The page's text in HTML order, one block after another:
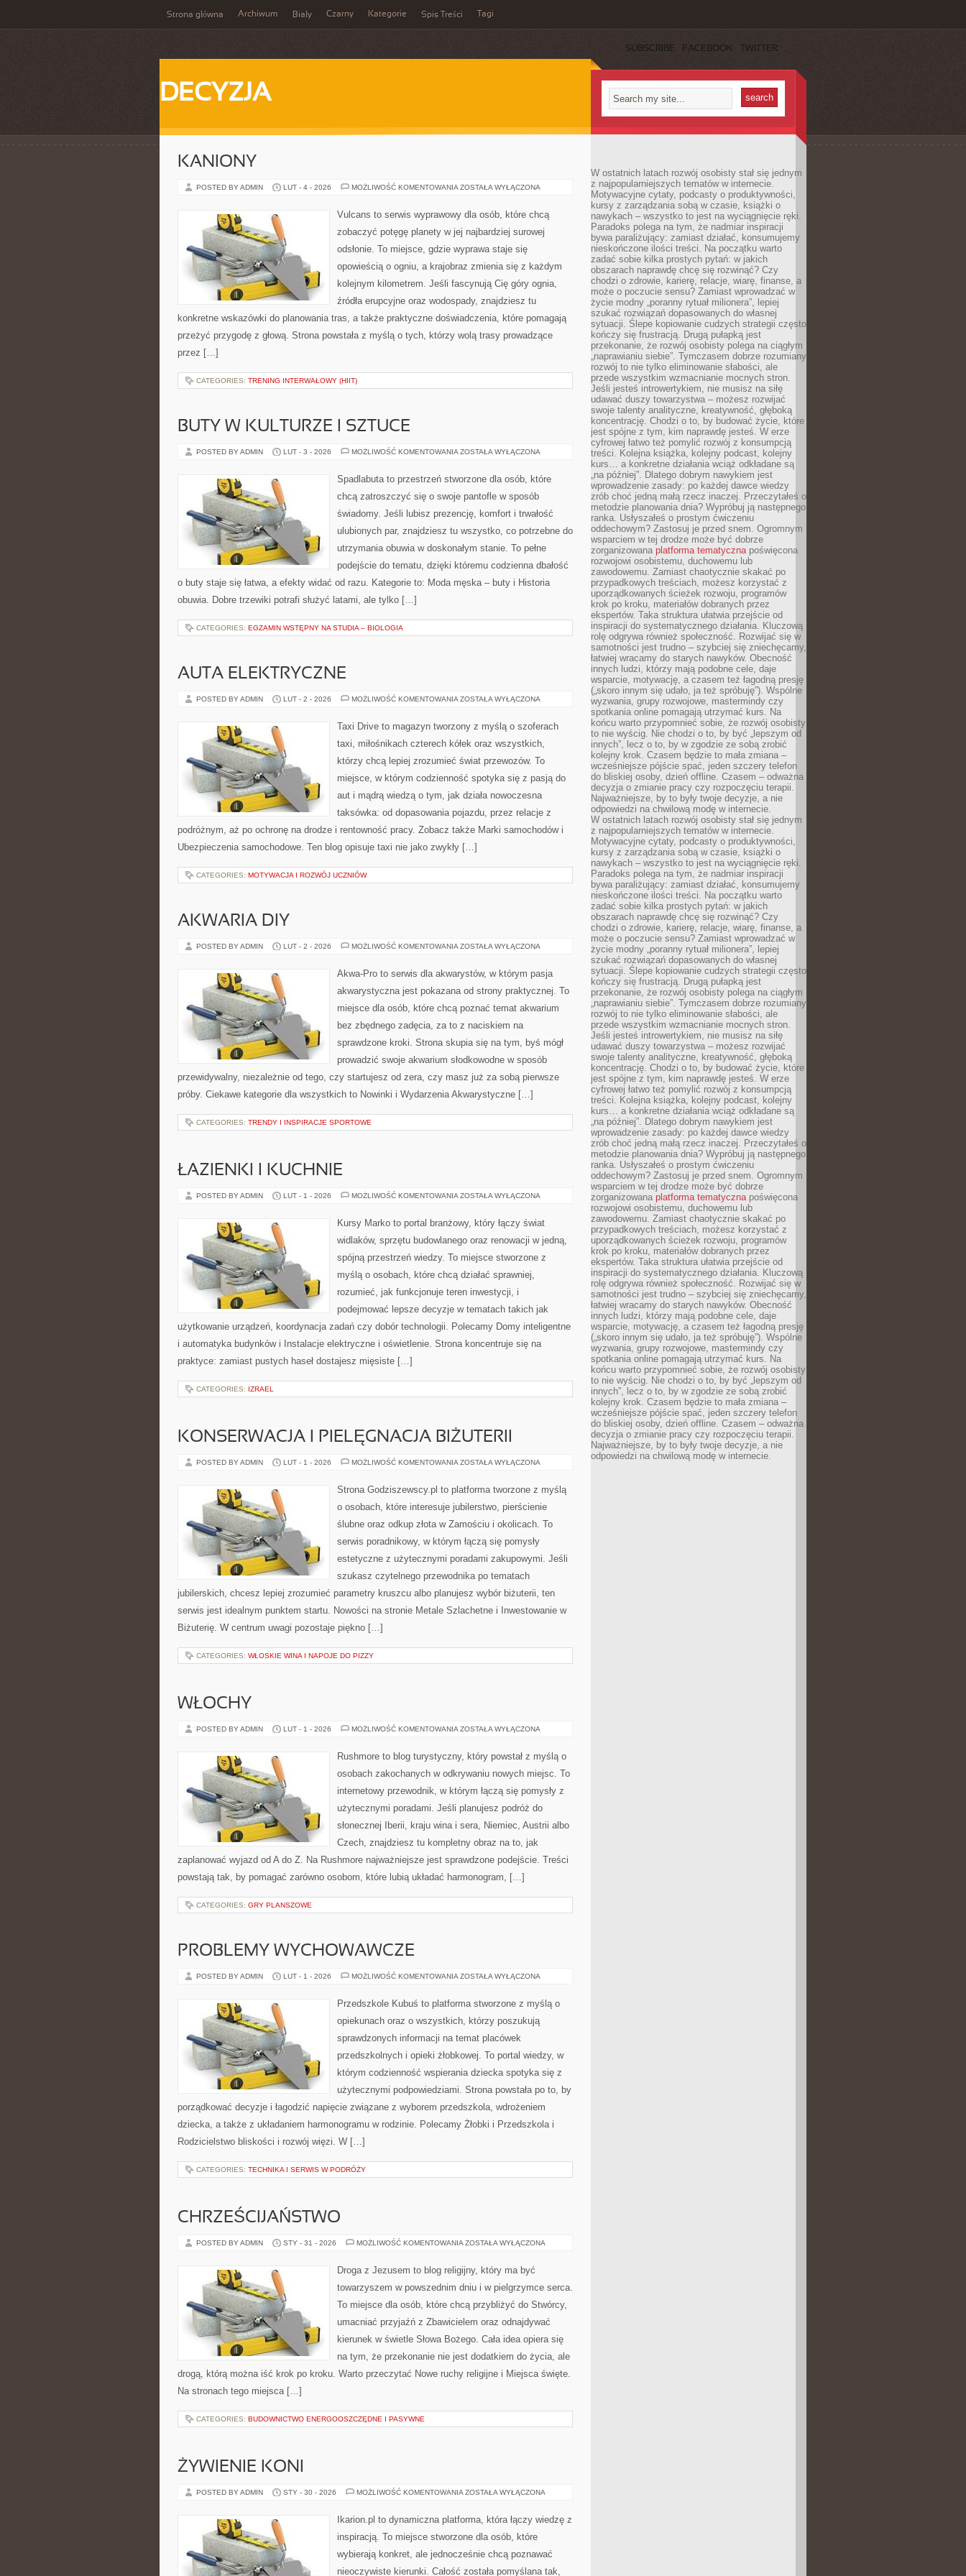
Strona główna Archiwum Biały Czarny Kategorie Spis Treści Tagi
SUBSCRIBE FACEBOOK TWITTER
DECYZJA
KANIONY
POSTED BY ADMIN LUT - 4 - 2026 MOŻLIWOŚĆ KOMENTOWANIA KANIONY
ZOSTAŁA WYŁĄCZONA
Vulcans to serwis wyprawowy dla osób, które chcą
zobaczyć potęgę planety w jej najbardziej surowej
odsłonie. To miejsce, gdzie wyprawa staje się
opowieścią o ogniu, a krajobraz zmienia się z każdym
kolejnym kilometrem. Jeśli fascynują Cię góry ognia,
źródła erupcyjne oraz wodospady, znajdziesz tu
konkretne wskazówki do planowania tras, a także praktyczne doświadczenia, które pomagają
przeżyć przygodę z głową. Strona powstała z myślą o tych, którzy wolą trasy prowadzące
przez […]
CATEGORIES: TRENING INTERWAŁOWY (HIIT)
BUTY W KULTURZE I SZTUCE
POSTED BY ADMIN LUT - 3 - 2026 MOŻLIWOŚĆ KOMENTOWANIA BUTY
SZTUCE
ZOSTAŁA WYŁĄCZONA
Spadlabuta to przestrzeń stworzone dla osób, które
chcą zatroszczyć się o swoje pantofle w sposób
świadomy. Jeśli lubisz prezencję, komfort i trwałość
ulubionych par, znajdziesz tu wszystko, co potrzebne do
utrzymania obuwia w doskonałym stanie. To pełne
podejście do tematu, dzięki któremu codzienna dbałość
o buty staje się łatwa, a efekty widać od razu. Kategorie to: Moda męska – buty i Historia
obuwia. Dobre trzewiki potrafi służyć latami, ale tylko […]
CATEGORIES: EGZAMIN WSTĘPNY NA STUDIA – BIOLOGIA
AUTA ELEKTRYCZNE
POSTED BY ADMIN LUT - 2 - 2026 MOŻLIWOŚĆ KOMENTOWANIA AUTA
ZOSTAŁA WYŁĄCZONA
Taxi Drive to magazyn tworzony z myślą o szoferach
taxi, miłośnikach czterech kółek oraz wszystkich,
którzy chcą lepiej zrozumieć świat przewozów. To
miejsce, w którym codzienność spotyka się z pasją do
aut i mądrą wiedzą o tym, jak działa nowoczesna
taksówka: od dopasowania pojazdu, przez relacje z
podróżnym, aż po ochronę na drodze i rentowność pracy. Zobacz także Marki samochodów i
Ubezpieczenia samochodowe. Ten blog opisuje taxi nie jako zwykły […]
CATEGORIES: MOTYWACJA I ROZWÓJ UCZNIÓW
AKWARIA DIY
POSTED BY ADMIN LUT - 2 - 2026 MOŻLIWOŚĆ KOMENTOWANIA AKWARIA
ZOSTAŁA WYŁĄCZONA
Akwa-Pro to serwis dla akwarystów, w którym pasja
akwarystyczna jest pokazana od strony praktycznej. To
miejsce dla osób, które chcą poznać temat akwarium
bez zbędnego zadęcia, za to z naciskiem na
sprawdzone kroki. Strona skupia się na tym, byś mógł
prowadzić swoje akwarium słodkowodne w sposób
przewidywalny, niezależnie od tego, czy startujesz od zera, czy masz już za sobą pierwsze
próby. Ciekawe kategorie dla wszystkich to Nowinki i Wydarzenia Akwarystyczne […]
CATEGORIES: TRENDY I INSPIRACJE SPORTOWE
ŁAZIENKI I KUCHNIE
POSTED BY ADMIN LUT - 1 - 2026 MOŻLIWOŚĆ KOMENTOWANIA ŁAZIENKI
ZOSTAŁA WYŁĄCZONA
Kursy Marko to portal branżowy, który łączy świat
widlaków, sprzętu budowlanego oraz renowacji w jedną,
spójną przestrzeń wiedzy. To miejsce stworzone z
myślą o osobach, które chcą działać sprawniej,
rozumieć, jak funkcjonuje teren inwestycji, i
podejmować lepsze decyzje w tematach takich jak
użytkowanie urządzeń, koordynacja zadań czy dobór technologii. Polecamy Domy inteligentne
i automatyka budynków i Instalacje elektryczne i oświetlenie. Strona koncentruje się na
praktyce: zamiast pustych haseł dostajesz mięsiste […]
CATEGORIES: IZRAEL
KONSERWACJA I PIELĘGNACJA BIŻUTERII
POSTED BY ADMIN LUT - 1 - 2026 MOŻLIWOŚĆ KOMENTOWANIA KONSERWACJA
BIŻUTERII
ZOSTAŁA WYŁĄCZONA
Strona Godziszewscy.pl to platforma tworzone z myślą
o osobach, które interesuje jubilerstwo, pierścienie
ślubne oraz odkup złota w Zamościu i okolicach. To
serwis poradnikowy, w którym łączą się pomysły
estetyczne z użytecznymi poradami zakupowymi. Jeśli
szukasz czytelnego przewodnika po tematach
jubilerskich, chcesz lepiej zrozumieć parametry kruszcu albo planujesz wybór biżuterii, ten
serwis jest idealnym punktem startu. Nowości na stronie Metale Szlachetne i Inwestowanie w
Biżuterię. W centrum uwagi pozostaje piękno […]
CATEGORIES: WŁOSKIE WINA I NAPOJE DO PIZZY
WŁOCHY
POSTED BY ADMIN LUT - 1 - 2026 MOŻLIWOŚĆ KOMENTOWANIA WŁOCHY
ZOSTAŁA WYŁĄCZONA
Rushmore to blog turystyczny, który powstał z myślą o
osobach zakochanych w odkrywaniu nowych miejsc. To
internetowy przewodnik, w którym łączą się pomysły z
użytecznymi poradami. Jeśli planujesz podróż do
słonecznej Iberii, kraju wina i sera, Niemiec, Austrii albo
Czech, znajdziesz tu kompletny obraz na to, jak
zaplanować wyjazd od A do Z. Na Rushmore najważniejsze jest sprawdzone podejście. Treści
powstają tak, by pomagać zarówno osobom, które lubią układać harmonogram, […]
CATEGORIES: GRY PLANSZOWE
PROBLEMY WYCHOWAWCZE
POSTED BY ADMIN LUT - 1 - 2026 MOŻLIWOŚĆ KOMENTOWANIA PROBLEMY
ZOSTAŁA WYŁĄCZONA
Przedszkole Kubuś to platforma stworzone z myślą o
opiekunach oraz o wszystkich, którzy poszukują
sprawdzonych informacji na temat placówek
przedszkolnych i opieki żłobkowej. To portal wiedzy, w
którym codzienność wspierania dziecka spotyka się z
użytecznymi podpowiedziami. Strona powstała po to, by
porządkować decyzje i łagodzić napięcie związane z wyborem przedszkola, wdrożeniem
dziecka, a także z układaniem harmonogramu w rodzinie. Polecamy Żłobki i Przedszkola i
Rodzicielstwo bliskości i rozwój więzi. W […]
CATEGORIES: TECHNIKA I SERWIS W PODRÓŻY
CHRZEŚCIJAŃSTWO
POSTED BY ADMIN STY - 31 - 2026 MOŻLIWOŚĆ KOMENTOWANIA CHRZEŚCIJAŃSTWO
ZOSTAŁA WYŁĄCZONA
Droga z Jezusem to blog religijny, który ma być
towarzyszem w powszednim dniu i w pielgrzymce serca.
To miejsce dla osób, które chcą przybliżyć do Stwórcy,
umacniać przyjaźń z Zbawicielem oraz odnajdywać
kierunek w świetle Słowa Bożego. Cała idea opiera się
na tym, że przekonanie nie jest dodatkiem do życia, ale
drogą, którą można iść krok po kroku. Warto przeczytać Nowe ruchy religijne i Miejsca święte.
Na stronach tego miejsca […]
CATEGORIES: BUDOWNICTWO ENERGOOSZCZĘDNE I PASYWNE
ŻYWIENIE KONI
POSTED BY ADMIN STY - 30 - 2026 MOŻLIWOŚĆ KOMENTOWANIA ŻYWIENIE
ZOSTAŁA WYŁĄCZONA
Ikarion.pl to dynamiczna platforma, która łączy wiedzę z
inspiracją. To miejsce stworzone dla osób, które
wybierają konkret, ale jednocześnie chcą poznawać
nieoczywiste kierunki. Całość została pomyślana tak,
W ostatnich latach rozwój osobisty stał się jednym
z najpopularniejszych tematów w internecie.
Motywacyjne cytaty, podcasty o produktywności,
kursy z zarządzania sobą w czasie, książki o
nawykach – wszystko to jest na wyciągnięcie ręki.
Paradoks polega na tym, że nadmiar inspiracji
bywa paraliżujący: zamiast działać, konsumujemy
nieskończone ilości treści. Na początku warto
zadać sobie kilka prostych pytań: w jakich
obszarach naprawdę chcę się rozwinąć? Czy
chodzi o zdrowie, karierę, relacje, wiarę, finanse, a
może o poczucie sensu? Zamiast wprowadzać w
życie modny „poranny rytuał milionera”, lepiej
szukać rozwiązań dopasowanych do własnej
sytuacji. Ślepe kopiowanie cudzych strategii często
kończy się frustracją. Drugą pułapką jest
przekonanie, że rozwój osobisty polega na ciągłym
„naprawianiu siebie”. Tymczasem dobrze rozumiany
rozwój to nie tylko eliminowanie słabości, ale
przede wszystkim wzmacnianie mocnych stron.
Jeśli jesteś introwertykiem, nie musisz na siłę
udawać duszy towarzystwa – możesz rozwijać
swoje talenty analityczne, kreatywność, głęboką
koncentrację. Chodzi o to, by budować życie, które
jest spójne z tym, kim naprawdę jesteś. W erze
cyfrowej łatwo też pomylić rozwój z konsumpcją
treści. Kolejna książka, kolejny podcast, kolejny
kurs… a konkretne działania wciąż odkładane są
„na później”. Dlatego dobrym nawykiem jest
wprowadzenie zasady: po każdej dawce wiedzy
zrób choć jedną małą rzecz inaczej. Przeczytałeś o
metodzie planowania dnia? Wypróbuj ją następnego
ranka. Usłyszałeś o prostym ćwiczeniu
oddechowym? Zastosuj je przed snem. Ogromnym
wsparciem w tej drodze może być dobrze
zorganizowana platforma tematycznapoświęcona
rozwojowi osobistemu, duchowemu lub
zawodowemu. Zamiast chaotycznie skakać po
przypadkowych treściach, możesz korzystać z
uporządkowanych ścieżek rozwoju, programów
krok po kroku, materiałów dobranych przez
ekspertów. Taka struktura ułatwia przejście od
inspiracji do systematycznego działania. Kluczową
rolę odgrywa również społeczność. Rozwijać się w
samotności jest trudno – szybciej się zniechęcamy,
łatwiej wracamy do starych nawyków. Obecność
innych ludzi, którzy mają podobne cele, daje
wsparcie, motywację, a czasem też łagodną presję
(„skoro innym się udało, ja też spróbuję”). Wspólne
wyzwania, grupy rozwojowe, mastermindy czy
spotkania online pomagają utrzymać kurs. Na
końcu warto przypomnieć sobie, że rozwój osobisty
to nie wyścig. Nie chodzi o to, by być „lepszym od
innych”, lecz o to, by w zgodzie ze sobą zrobić
kolejny krok. Czasem będzie to mała zmiana –
wcześniejsze pójście spać, jeden szczery telefon
do bliskiej osoby, dzień offline. Czasem – odważna
decyzja o zmianie pracy czy rozpoczęciu terapii.
Najważniejsze, by to były twoje decyzje, a nie
odpowiedzi na chwilową modę w internecie.
W ostatnich latach rozwój osobisty stał się jednym
z najpopularniejszych tematów w internecie.
Motywacyjne cytaty, podcasty o produktywności,
kursy z zarządzania sobą w czasie, książki o
nawykach – wszystko to jest na wyciągnięcie ręki.
Paradoks polega na tym, że nadmiar inspiracji
bywa paraliżujący: zamiast działać, konsumujemy
nieskończone ilości treści. Na początku warto
zadać sobie kilka prostych pytań: w jakich
obszarach naprawdę chcę się rozwinąć? Czy
chodzi o zdrowie, karierę, relacje, wiarę, finanse, a
może o poczucie sensu? Zamiast wprowadzać w
życie modny „poranny rytuał milionera”, lepiej
szukać rozwiązań dopasowanych do własnej
sytuacji. Ślepe kopiowanie cudzych strategii często
kończy się frustracją. Drugą pułapką jest
przekonanie, że rozwój osobisty polega na ciągłym
„naprawianiu siebie”. Tymczasem dobrze rozumiany
rozwój to nie tylko eliminowanie słabości, ale
przede wszystkim wzmacnianie mocnych stron.
Jeśli jesteś introwertykiem, nie musisz na siłę
udawać duszy towarzystwa – możesz rozwijać
swoje talenty analityczne, kreatywność, głęboką
koncentrację. Chodzi o to, by budować życie, które
jest spójne z tym, kim naprawdę jesteś. W erze
cyfrowej łatwo też pomylić rozwój z konsumpcją
treści. Kolejna książka, kolejny podcast, kolejny
kurs… a konkretne działania wciąż odkładane są
„na później”. Dlatego dobrym nawykiem jest
wprowadzenie zasady: po każdej dawce wiedzy
zrób choć jedną małą rzecz inaczej. Przeczytałeś o
metodzie planowania dnia? Wypróbuj ją następnego
ranka. Usłyszałeś o prostym ćwiczeniu
oddechowym? Zastosuj je przed snem. Ogromnym
wsparciem w tej drodze może być dobrze
zorganizowana platforma tematycznapoświęcona
rozwojowi osobistemu, duchowemu lub
zawodowemu. Zamiast chaotycznie skakać po
przypadkowych treściach, możesz korzystać z
uporządkowanych ścieżek rozwoju, programów
krok po kroku, materiałów dobranych przez
ekspertów. Taka struktura ułatwia przejście od
inspiracji do systematycznego działania. Kluczową
rolę odgrywa również społeczność. Rozwijać się w
samotności jest trudno – szybciej się zniechęcamy,
łatwiej wracamy do starych nawyków. Obecność
innych ludzi, którzy mają podobne cele, daje
wsparcie, motywację, a czasem też łagodną presję
(„skoro innym się udało, ja też spróbuję”). Wspólne
wyzwania, grupy rozwojowe, mastermindy czy
spotkania online pomagają utrzymać kurs. Na
końcu warto przypomnieć sobie, że rozwój osobisty
to nie wyścig. Nie chodzi o to, by być „lepszym od
innych”, lecz o to, by w zgodzie ze sobą zrobić
kolejny krok. Czasem będzie to mała zmiana –
wcześniejsze pójście spać, jeden szczery telefon
do bliskiej osoby, dzień offline. Czasem – odważna
decyzja o zmianie pracy czy rozpoczęciu terapii.
Najważniejsze, by to były twoje decyzje, a nie
odpowiedzi na chwilową modę w internecie.